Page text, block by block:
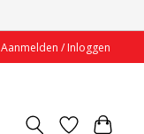
Aanmelden / Inloggen